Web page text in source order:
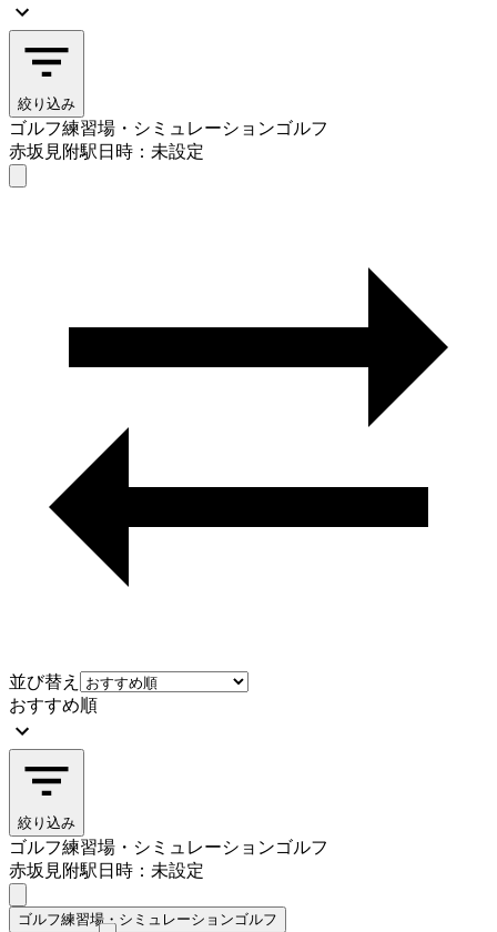
絞り込み
ゴルフ練習場・シミュレーションゴルフ
赤坂見附駅日時：未設定
並び替え
おすすめ順
絞り込み
ゴルフ練習場・シミュレーションゴルフ
赤坂見附駅日時：未設定
ゴルフ練習場・シミュレーションゴルフ